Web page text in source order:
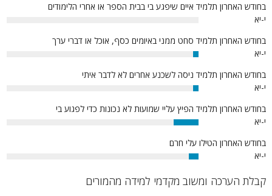
בחודש האחרון תלמיד איים שיפגע בי בבית הספר או אחרי הלימודים
י-יא
בחודש האחרון תלמיד סחט ממני באיומים כסף, אוכל או דברי ערך
י-יא
3%
בחודש האחרון תלמיד ניסה לשכנע אחרים לא לדבר איתי
י-יא
3%
בחודש האחרון תלמיד הפיץ עליי שמועות לא נכונות כדי לפגוע בי
י-יא
13%
בחודש האחרון הטילו עלי חרם
י-יא
5%
קבלת הערכה ומשוב מקדמי למידה מהמורים